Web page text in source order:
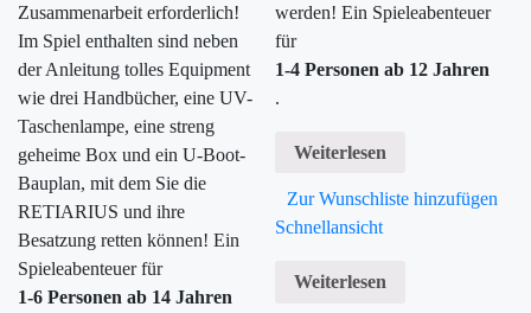
Zusammenarbeit erforderlich!
Im Spiel enthalten sind neben
der Anleitung tolles Equipment
wie drei Handbücher, eine UV-
Taschenlampe, eine streng
geheime Box und ein U-Boot-
Bauplan, mit dem Sie die
RETIARIUS und ihre
Besatzung retten können! Ein
Spieleabenteuer für
1-6 Personen ab 14 Jahren
werden! Ein Spieleabenteuer
für
1-4 Personen ab 12 Jahren
.
Weiterlesen
Zur Wunschliste hinzufügen
Schnellansicht
Weiterlesen